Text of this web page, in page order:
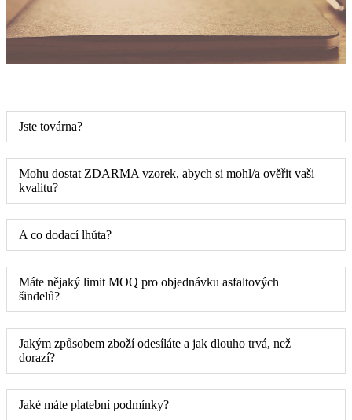
Jste továrna?
Mohu dostat ZDARMA vzorek, abych si mohl/a ověřit vaši
kvalitu?
A co dodací lhůta?
Máte nějaký limit MOQ pro objednávku asfaltových
šindelů?
Jakým způsobem zboží odesíláte a jak dlouho trvá, než
dorazí?
Jaké máte platební podmínky?